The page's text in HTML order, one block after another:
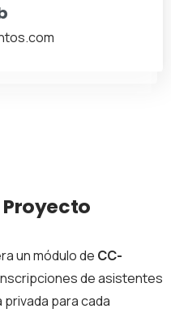
un módulo de CC-
de asistentes
para cada